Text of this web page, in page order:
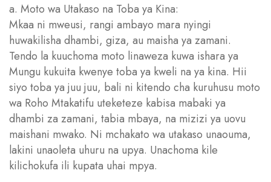
a. Moto wa Utakaso na Toba ya Kina:
Mkaa ni mweusi, rangi ambayo mara nyingi
huwakilisha dhambi, giza, au maisha ya zamani.
Tendo la kuuchoma moto linaweza kuwa ishara ya
Mungu kukuita kwenye toba ya kweli na ya kina. Hii
siyo toba ya juu juu, bali ni kitendo cha kuruhusu moto
wa Roho Mtakatifu uteketeze kabisa mabaki ya
dhambi za zamani, tabia mbaya, na mizizi ya uovu
maishani mwako. Ni mchakato wa utakaso unaouma,
lakini unaoleta uhuru na upya. Unachoma kile
kilichokufa ili kupata uhai mpya.